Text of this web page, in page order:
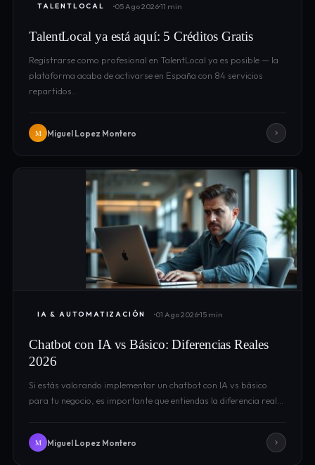
TALENTLOCAL 05 Ago 202611 min
TalentLocal ya está aquí: 5 Créditos Gratis
Registrarse como profesional en TalentLocal ya es posible — la
plataforma acaba de activarse en España con 84 servicios
repartidos…
M Miguel Lopez Montero
IA & AUTOMATIZACIÓN 01 Ago 202615 min
Chatbot con IA vs Básico: Diferencias Reales
2026
Si estás valorando implementar un chatbot con IA vs básico
para tu negocio, es importante que entiendas la diferencia real…
M Miguel Lopez Montero